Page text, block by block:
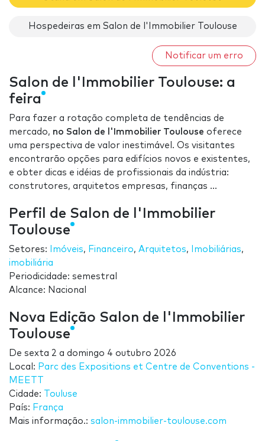
Hospedeiras em Salon de l'Immobilier Toulouse
Notificar um erro
Salon de l'Immobilier Toulouse: a
feira
Para fazer a rotação completa de tendências de
mercado, no Salon de l'Immobilier Toulouse oferece
uma perspectiva de valor inestimável. Os visitantes
encontrarão opções para edifícios novos e existentes,
e obter dicas e idéias de profissionais da indústria:
construtores, arquitetos empresas, finanças ...
Perfil de Salon de l'Immobilier
Toulouse
Setores: Imóveis, Financeiro, Arquitetos, Imobiliárias,
imobiliária
Periodicidade: semestral
Alcance: Nacional
Nova Edição Salon de l'Immobilier
Toulouse
De sexta 2 a domingo 4 outubro 2026
Local: Parc des Expositions et Centre de Conventions -
MEETT
Cidade:
Touluse
País: França
Mais informação.: salon-immobilier-toulouse.com